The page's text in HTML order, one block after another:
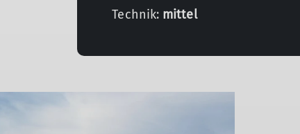
Technik: mittel